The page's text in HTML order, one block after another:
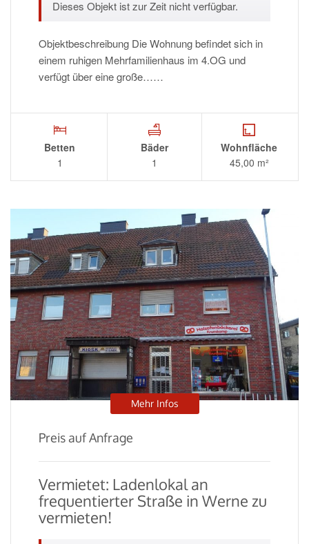
Dieses Objekt ist zur Zeit nicht verfügbar.
Objektbeschreibung Die Wohnung befindet sich in
einem ruhigen Mehrfamilienhaus im 4.OG und
verfügt über eine große……
Betten
1
Bäder
1
Wohnfläche
45,00 m²
Mehr Infos
Preis auf Anfrage
Vermietet: Ladenlokal an
frequentierter Straße in Werne zu
vermieten!